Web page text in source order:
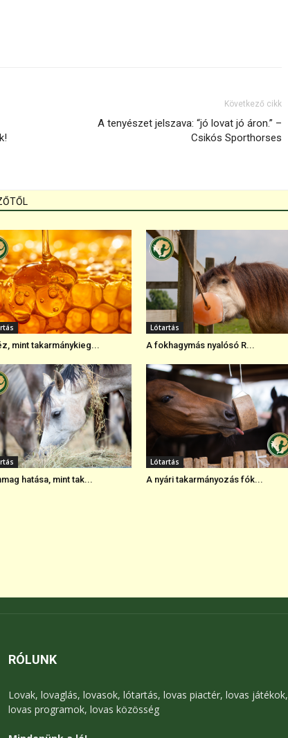
Következő cikk
A tenyészet jelszava: “jó lovat jó áron.” –
Csikós Sporthorses
mint takarmánykieg...
Lótartás
A fokhagymás nyalósó R...
hatása, mint tak...
Lótartás
A nyári takarmányozás fók...
RÓLUNK
Lovak, lovaglás, lovasok, lótartás, lovas piactér, lovas játékok,
lovas programok, lovas közösség